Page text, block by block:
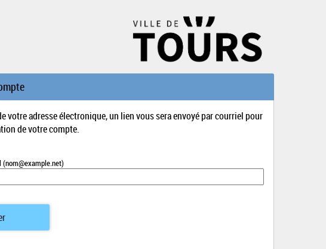
votre adresse électronique, un lien vous sera envoyé par courriel pour
de votre compte.